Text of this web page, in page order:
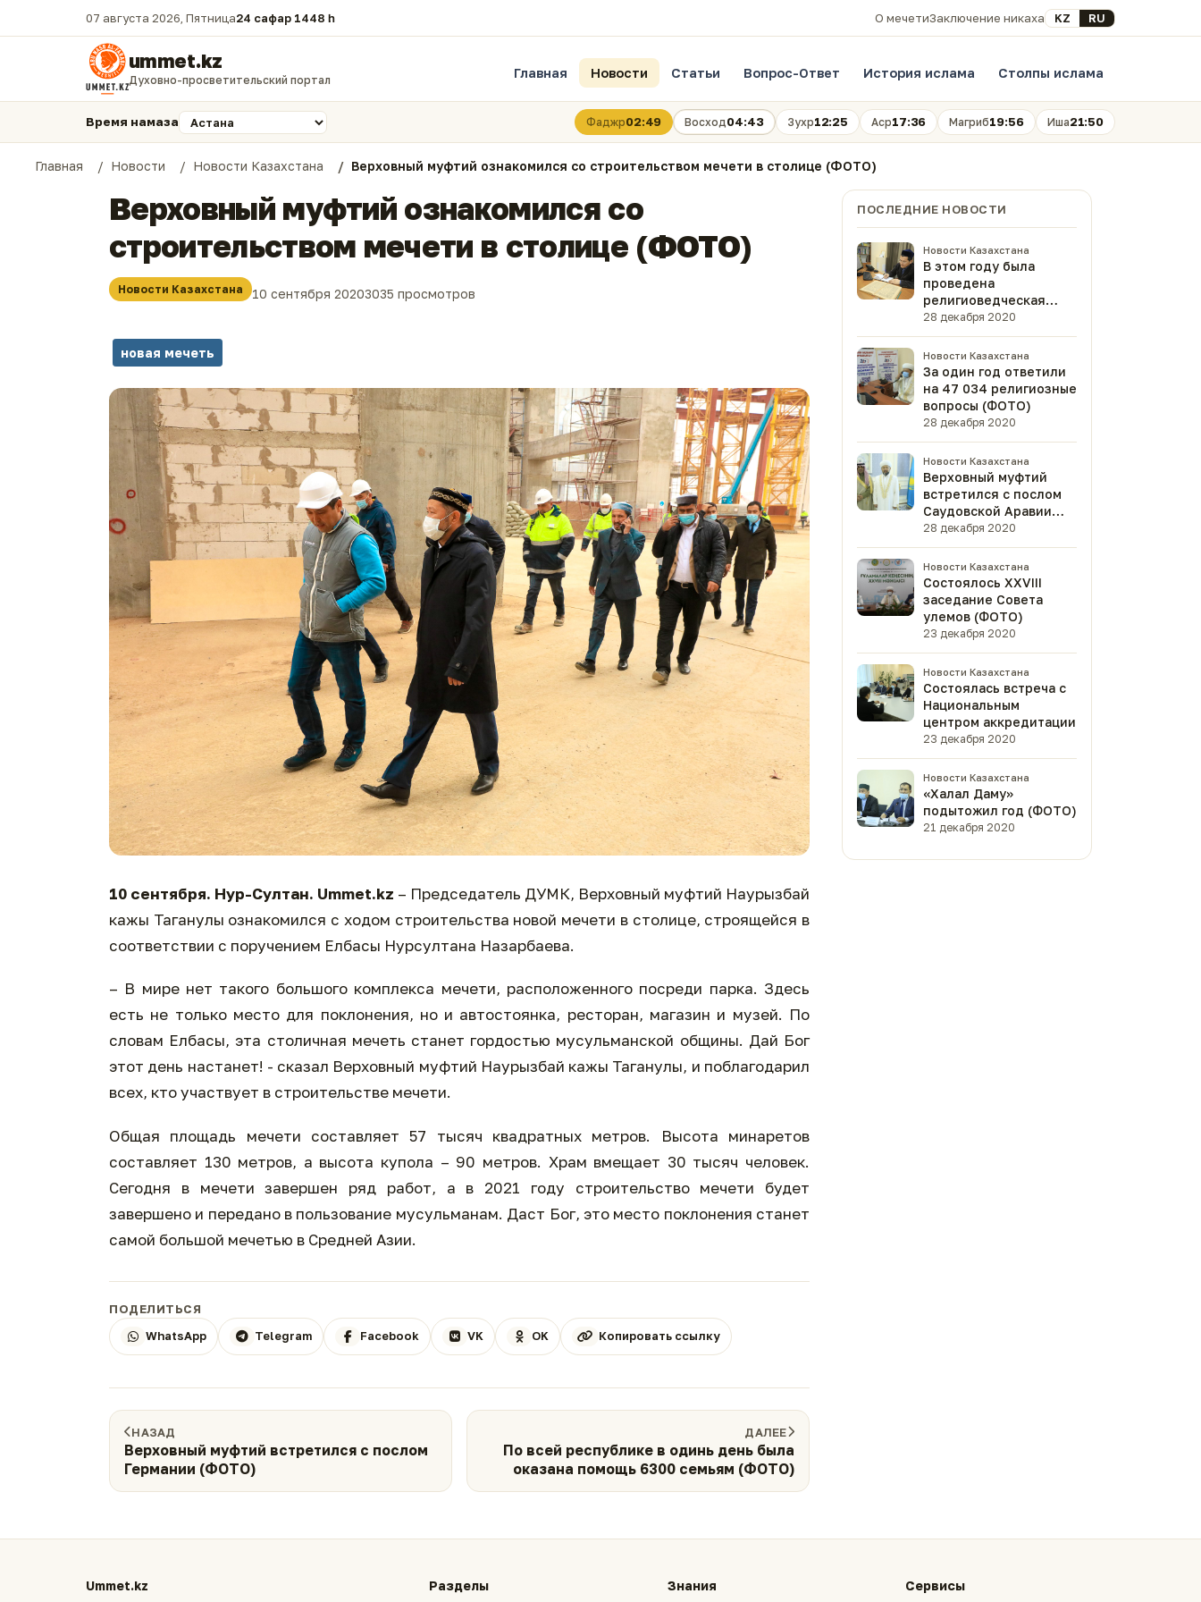
07 августа 2026, Пятница24 сафар 1448 һ. О мечетиЗаключение никахаВыберите язык
KZ RU
ummet.kz
Духовно-просветительский портал Главная Новости Статьи Вопрос-Ответ История ислама Столпы ислама
Время намаза Фаджр02:49 Восход04:43 Зухр12:25 Аср17:36 Магриб19:56 Иша21:50
Главная Новости Новости Казахстана Верховный муфтий ознакомился со строительством мечети в столице (ФОТО)
Верховный муфтий ознакомился со
строительством мечети в столице (ФОТО)
Новости Казахстана 10 сентября 20203035 просмотров
новая мечеть
10 сентября. Нур-Султан. Ummet.kz – Председатель ДУМК, Верховный муфтий Наурызбай
кажы Таганулы ознакомился с ходом строительства новой мечети в столице, строящейся в
соответствии с поручением Елбасы Нурсултана Назарбаева.
– В мире нет такого большого комплекса мечети, расположенного посреди парка. Здесь
есть не только место для поклонения, но и автостоянка, ресторан, магазин и музей. По
словам Елбасы, эта столичная мечеть станет гордостью мусульманской общины. Дай Бог
этот день настанет! - сказал Верховный муфтий Наурызбай кажы Таганулы, и поблагодарил
всех, кто участвует в строительстве мечети.
Общая площадь мечети составляет 57 тысяч квадратных метров. Высота минаретов
составляет 130 метров, а высота купола – 90 метров. Храм вмещает 30 тысяч человек.
Сегодня в мечети завершен ряд работ, а в 2021 году строительство мечети будет
завершено и передано в пользование мусульманам. Даст Бог, это место поклонения станет
самой большой мечетью в Средней Азии.
ПОДЕЛИТЬСЯ
WhatsApp
Telegram Facebook VK OK Копировать ссылку
НАЗАД
Верховный муфтий встретился с послом
Германии (ФОТО)
ДАЛЕЕ
По всей республике в одинь день была
оказана помощь 6300 семьям (ФОТО)
ПОСЛЕДНИЕ НОВОСТИ
Новости Казахстана
В этом году была
проведена
религиоведческая
экспертиза 47 книг
(ФОТО)
28 декабря 2020
Новости Казахстана
За один год ответили
на 47 034 религиозные
вопросы (ФОТО)
28 декабря 2020
Новости Казахстана
Верховный муфтий
встретился с послом
Саудовской Аравии
(ФОТО)
28 декабря 2020
Новости Казахстана
Состоялось XXVIII
заседание Совета
улемов (ФОТО)
23 декабря 2020
Новости Казахстана
Состоялась встреча с
Национальным
центром аккредитации
23 декабря 2020
Новости Казахстана
«Халал Даму»
подытожил год (ФОТО)
21 декабря 2020
Ummet.kz Разделы Знания Сервисы